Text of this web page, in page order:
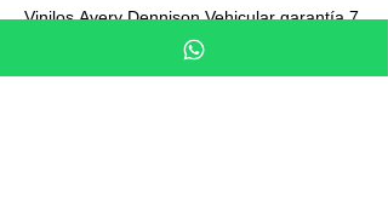
Vinilos Avery Dennison Vehicular garantía 7
- Junto a su pedido se adjuntan unas